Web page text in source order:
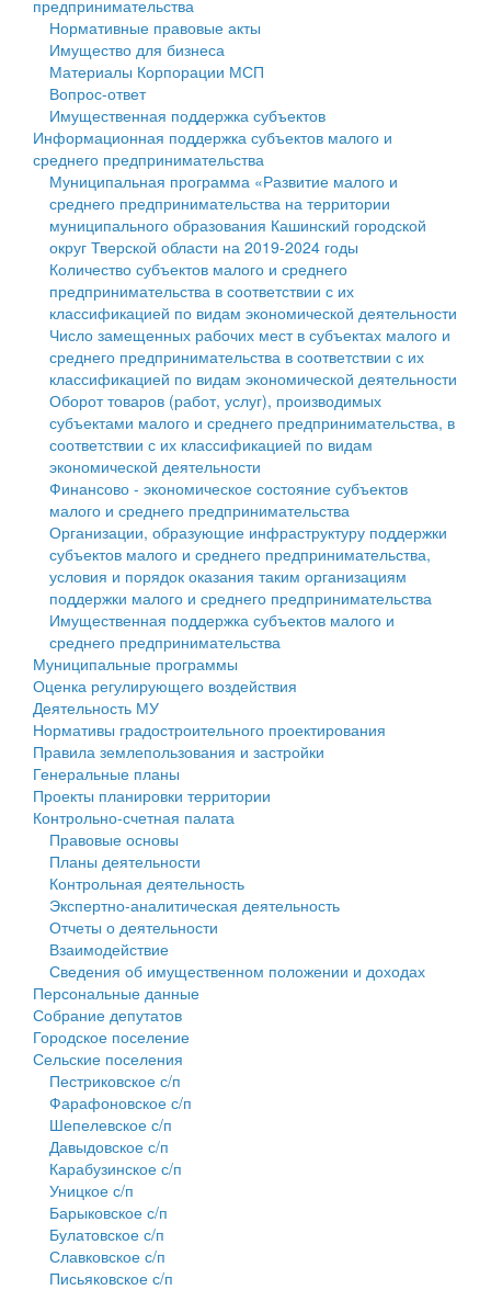
Государственные услуги
Промышленность и АПК
Экономика и бизнес
...
Символика
Устав
Гостям округа
Туризм
Культура
Образование
Здравоохранение
Социальная защита
Фотоальбом
муниципального округа Тверской области
Администрация Кашинского муниципального округа
Тверской области
Управление сельскими территориями
Открытые данные
Работа с обращениями граждан
Муниципальный контроль
Муниципальные услуги
Проекты административных регламентов
Антимонопольный комплаенс
Противодействие коррупции
Финансовое управление
Бюджет для граждан
Имущество
Выявление правообладателей ранее учтенных
объектов недвижимости
Имущественная поддержка субъектов малого и
среднего предпринимательства
Информационная поддержка субъектов малого и
среднего предпринимательства
Муниципальные программы
Контрольно-счетная палата
Персональные данные
Оценка регулирующего воздействия
Деятельность МУ
Нормативы градостроительного проектирования
Правила землепользования и застройки
Генеральные планы
Проекты планировки территории
Собрание депутатов
Городское поселение
Сельские поселения
предпринимательства
Нормативные правовые акты
Имущество для бизнеса
Материалы Корпорации МСП
Вопрос-ответ
Имущественная поддержка субъектов
Информационная поддержка субъектов малого и
среднего предпринимательства
Муниципальная программа «Развитие малого и
среднего предпринимательства на территории
муниципального образования Кашинский городской
округ Тверской области на 2019-2024 годы
Количество субъектов малого и среднего
предпринимательства в соответствии с их
классификацией по видам экономической деятельности
Число замещенных рабочих мест в субъектах малого и
среднего предпринимательства в соответствии с их
классификацией по видам экономической деятельности
Оборот товаров (работ, услуг), производимых
субъектами малого и среднего предпринимательства, в
соответствии с их классификацией по видам
экономической деятельности
Финансово - экономическое состояние субъектов
малого и среднего предпринимательства
Организации, образующие инфраструктуру поддержки
субъектов малого и среднего предпринимательства,
условия и порядок оказания таким организациям
поддержки малого и среднего предпринимательства
Имущественная поддержка субъектов малого и
среднего предпринимательства
Муниципальные программы
Оценка регулирующего воздействия
Деятельность МУ
Нормативы градостроительного проектирования
Правила землепользования и застройки
Генеральные планы
Проекты планировки территории
Контрольно-счетная палата
Правовые основы
Планы деятельности
Контрольная деятельность
Экспертно-аналитическая деятельность
Отчеты о деятельности
Взаимодействие
Сведения об имущественном положении и доходах
Персональные данные
Собрание депутатов
Городское поселение
Сельские поселения
Пестриковское с/п
Фарафоновское с/п
Шепелевское с/п
Давыдовское с/п
Карабузинское с/п
Уницкое с/п
Барыковское с/п
Булатовское с/п
Славковское с/п
Письяковское с/п